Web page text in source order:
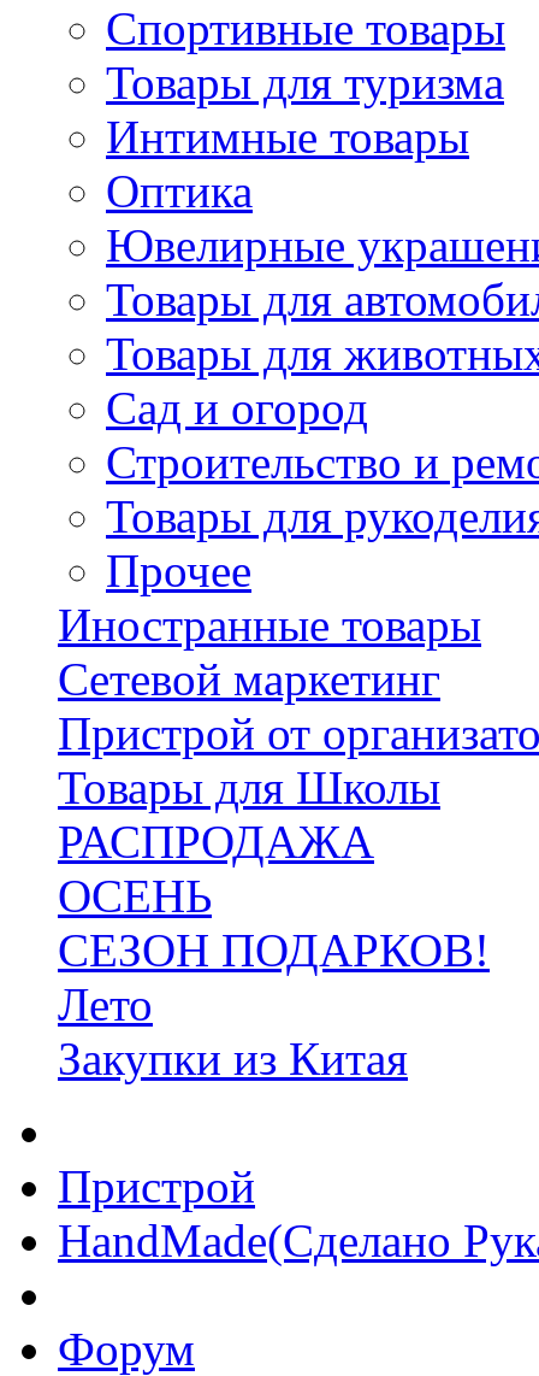
Спортивные товары
Товары для туризма
Интимные товары
Оптика
Ювелирные
Товары для
Товары для
Сад и огород
Строительство и
Товары для
Прочее
Иностранные товары
Сетевой маркетинг
Пристрой от
Товары для Школы
РАСПРОДАЖА
ОСЕНЬ
СЕЗОН ПОДАРКОВ!
Лето
Закупки из Китая
Пристрой
HandMade(Сделано
Форум